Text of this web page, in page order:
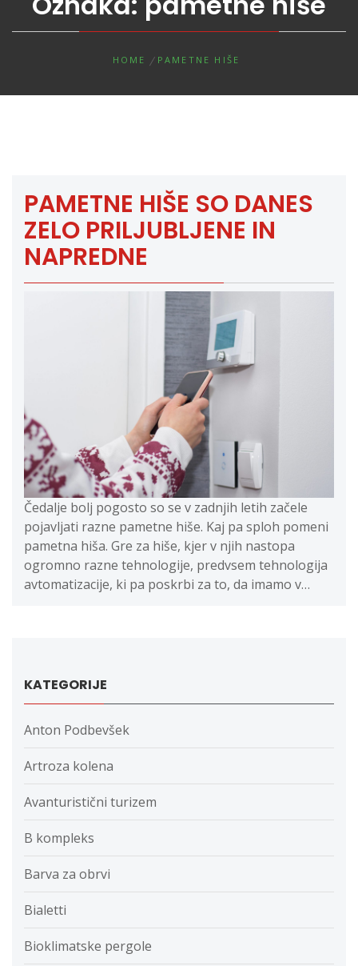
HOME PAMETNE HIŠE
PAMETNE HIŠE SO DANES
ZELO PRILJUBLJENE IN
NAPREDNE
Čedalje bolj pogosto so se v zadnjih letih začele
pojavljati razne pametne hiše. Kaj pa sploh pomeni
pametna hiša. Gre za hiše, kjer v njih nastopa
ogromno razne tehnologije, predvsem tehnologija
avtomatizacije, ki pa poskrbi za to, da imamo v…
KATEGORIJE
Anton Podbevšek
Artroza kolena
Avanturistični turizem
B kompleks
Barva za obrvi
Bialetti
Bioklimatske pergole